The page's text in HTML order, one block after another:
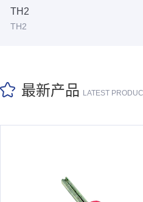
TH2
TH2
最新产品 LATEST